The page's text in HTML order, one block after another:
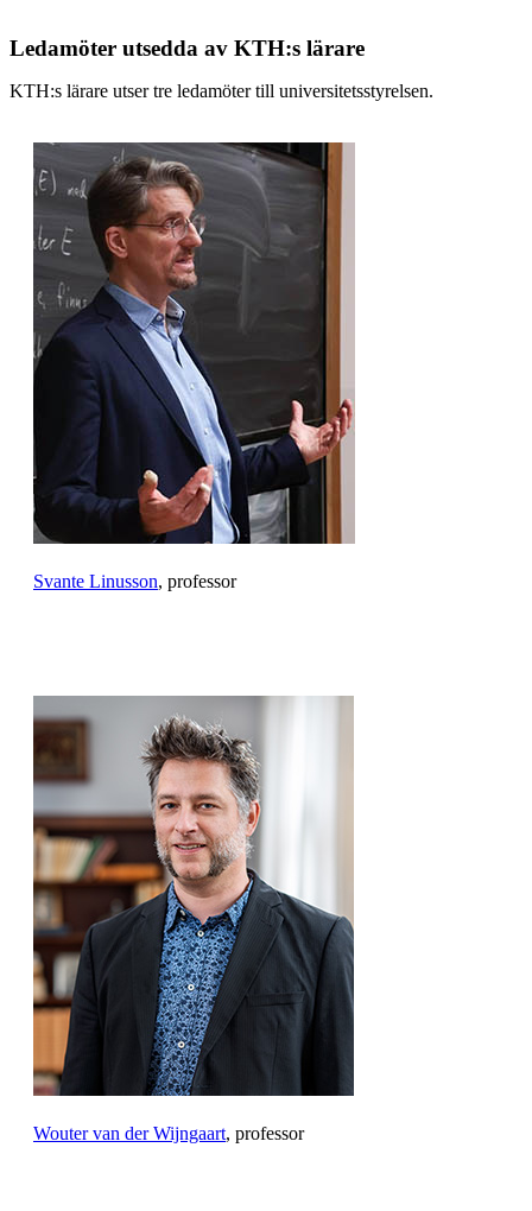
Ledamöter utsedda av KTH:s lärare
KTH:s lärare utser tre ledamöter till universitetsstyrelsen.
Svante Linusson, professor
Wouter van der Wijngaart, professor